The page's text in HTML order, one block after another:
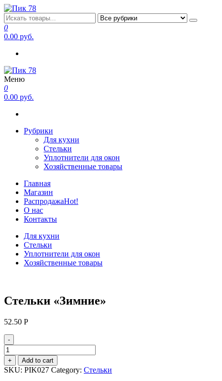
Перейти
к
содержимому
Пик 78
Производитель в Санкт-Петербурге
0
0.00 руб.
Пик 78
Производитель в Санкт-Петербурге
Меню
0
0.00 руб.
Рубрики
Для кухни
Стельки
Уплотнители для окон
Хозяйственные товары
Главная
Магазин
РаспродажаHot!
О нас
Контакты
Для кухни
Стельки
Уплотнители для окон
Хозяйственные товары
Стельки «Зимние»
52.50 Р
-
Стельки
«Зимние»
quantity
+ Add to cart
SKU: PIK027 Category: Стельки